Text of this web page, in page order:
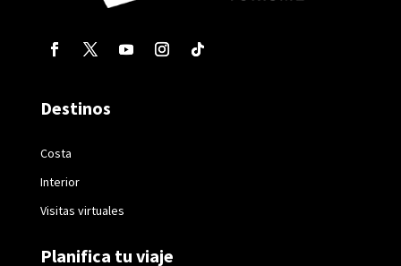
Destinos
Costa
Interior
Visitas virtuales
Planifica tu viaje